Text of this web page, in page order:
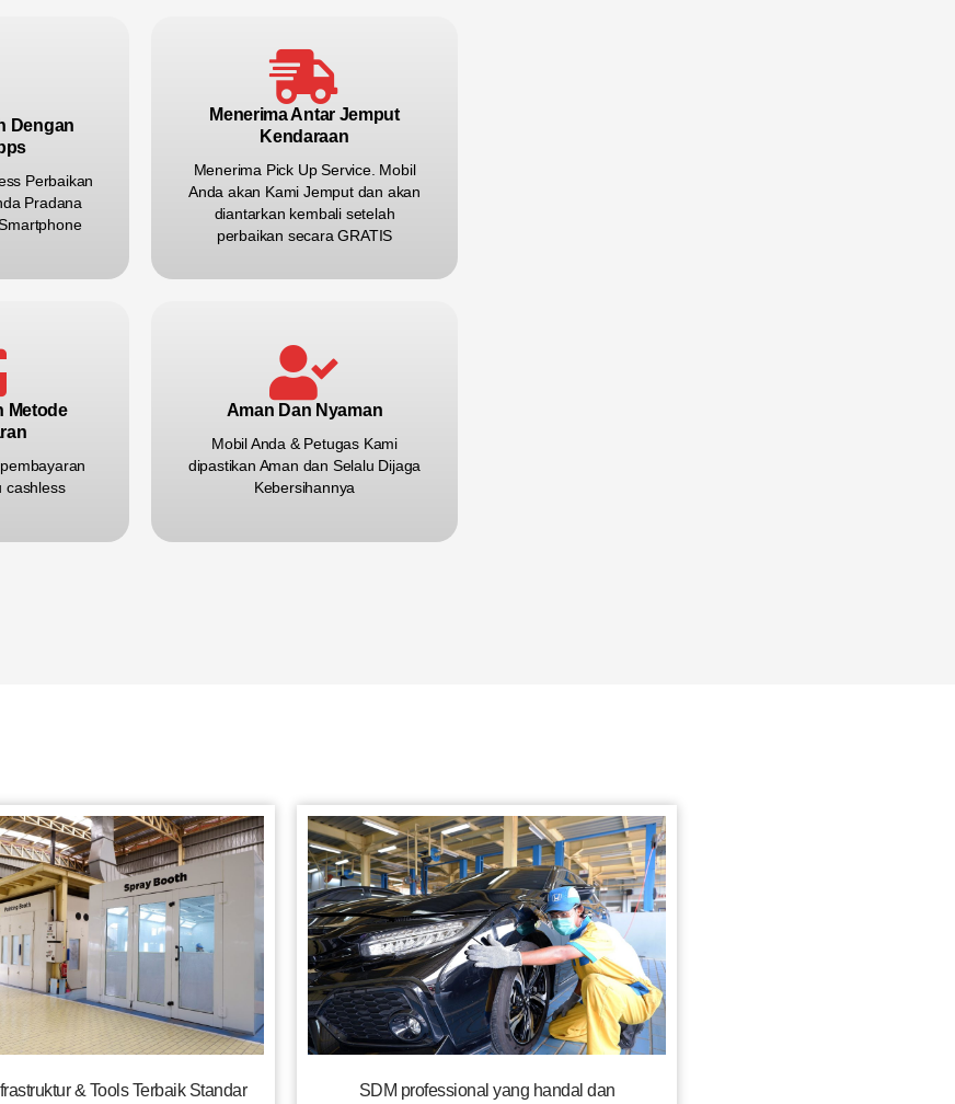
Dengan
Perbaikan
Pradana
Menerima Antar Jemput
Kendaraan
Menerima Pick Up Service. Mobil
Anda akan Kami Jemput dan akan
diantarkan kembali setelah
perbaikan secara GRATIS
Metode
cashless
Aman Dan Nyaman
Mobil Anda & Petugas Kami
dipastikan Aman dan Selalu Dijaga
Kebersihannya
& Tools Terbaik Standar
SDM professional yang handal dan